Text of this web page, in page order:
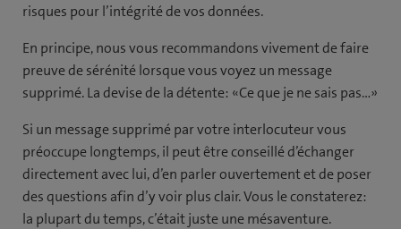
risques pour l’intégrité de vos données.
En principe, nous vous recommandons vivement de faire
preuve de sérénité lorsque vous voyez un message
supprimé. La devise de la détente: «Ce que je ne sais pas…»
Si un message supprimé par votre interlocuteur vous
préoccupe longtemps, il peut être conseillé d’échanger
directement avec lui, d’en parler ouvertement et de poser
des questions afin d’y voir plus clair. Vous le constaterez:
la plupart du temps, c’était juste une mésaventure.